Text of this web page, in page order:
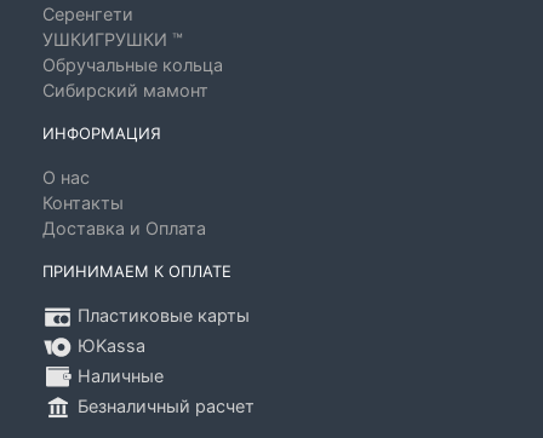
Серенгети
УШКИГРУШКИ ™
Обручальные кольца
Сибирский мамонт
ИНФОРМАЦИЯ
О нас
Контакты
Доставка и Оплата
ПРИНИМАЕМ К ОПЛАТЕ
Пластиковые карты
ЮKassa
Наличные
Безналичный расчет